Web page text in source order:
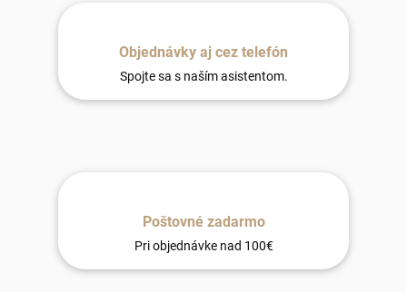
Objednávky aj cez telefón
Spojte sa s naším asistentom.
Poštovné zadarmo
Pri objednávke nad 100€